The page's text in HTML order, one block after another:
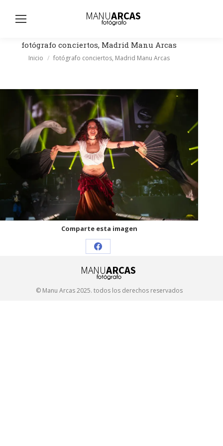
fotógrafo conciertos, Madrid Manu Arcas
Estás aquí:
Inicio fotógrafo conciertos, Madrid Manu Arcas
Comparte esta imagen
Share
on
Facebook
© Manu Arcas 2025. todos los derechos reservados